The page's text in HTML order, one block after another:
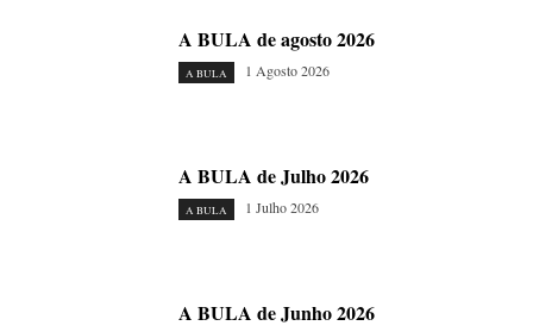
A BULA de agosto 2026
A BULA 1 Agosto 2026
A BULA de Julho 2026
A BULA 1 Julho 2026
A BULA de Junho 2026